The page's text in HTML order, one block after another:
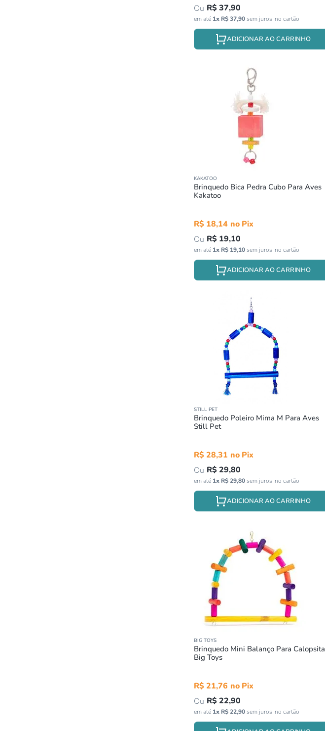
R$37,90
em até 1x R$ 37,90sem juros
ADICIONAR AO CARRINHO
KAKATOO
Brinquedo Bica Pedra Cubo Para Aves
Kakatoo
R$ 18,14
R$ 19,10
em até 1x R$ 19,10sem juros
ADICIONAR AO CARRINHO
STILL PET
Brinquedo Poleiro Mima M Para Aves
Still Pet
R$28,31
R$29,80
em até 1x R$ 29,80sem juros
ADICIONAR AO CARRINHO
BIG TOYS
Brinquedo Mini Balanço Para Calopsita
Big Toys
R$21,76
R$22,90
em até 1x R$ 22,90sem juros